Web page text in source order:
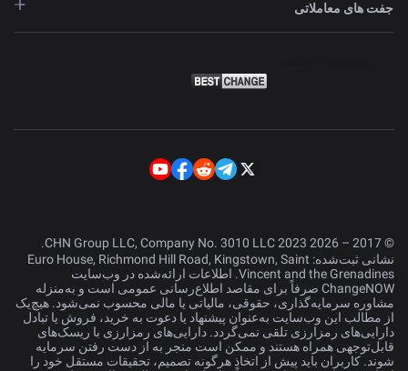
جفت های معاملاتی
© 2017 – 2026 CHN Group LLC, Company No. 3010 LLC 2023.
نشانی ثبت‌شده: Euro House, Richmond Hill Road, Kingstown, Saint
Vincent and the Grenadines. اطلاعات ارائه‌شده در وب‌سایت
ChangeNOW صرفاً برای مقاصد اطلاع‌رسانی عمومی است و به‌منزله
مشاوره سرمایه‌گذاری، حقوقی، مالیاتی یا مالی محسوب نمی‌شود. هیچ‌یک
از مطالب این وب‌سایت به‌عنوان پیشنهاد یا دعوت به خرید، فروش یا تبادل
دارایی‌های رمزارزی تلقی نمی‌گردد. دارایی‌های رمزارزی با ریسک‌های
قابل‌توجهی همراه هستند و ممکن است منجر به از دست رفتن سرمایه
شوند. کاربران باید پیش از اتخاذ هرگونه تصمیم، تحقیقات مستقل خود را